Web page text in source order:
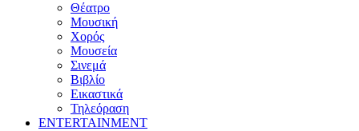
Θέατρο
Μουσική
Χορός
Μουσεία
Σινεμά
Βιβλίο
Εικαστικά
Τηλεόραση
ENTERTAINMENT